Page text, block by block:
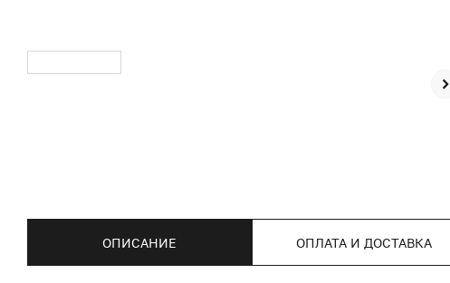
ОПИСАНИЕ ОПЛАТА И ДОСТАВКА